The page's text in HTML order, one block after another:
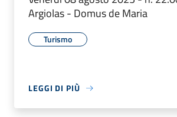
Argiolas - Domus de Maria
Turismo
LEGGI DI PIÙ